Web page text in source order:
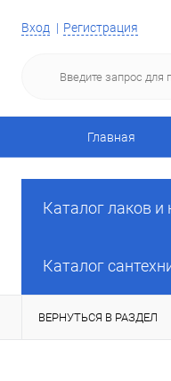
Вход Регистрация
Главная
Каталог лаков и
Каталог
ВЕРНУТЬСЯ В РАЗДЕЛ